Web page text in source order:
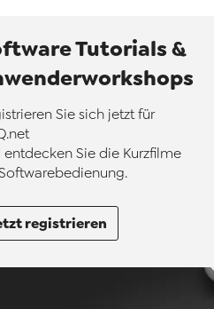
Tutorials &
Sie sich jetzt für
entdecken Sie die Kurzfilme
registrieren